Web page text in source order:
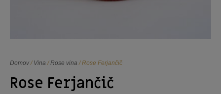
Domov/ Vina /Rose vina / Rose Ferjančič
Rose Ferjančič